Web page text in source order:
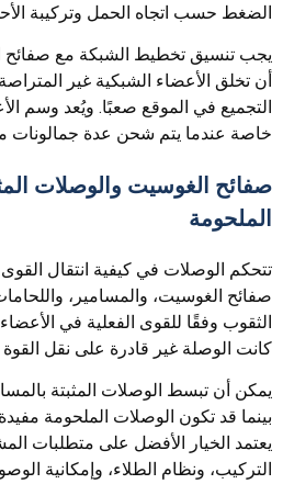
الضغط حسب اتجاه الحمل وتركيبة
يجب تنسيق تخطيط الشبكة مع صفائح
أن تخلق الأعضاء الشبكية غير
التجميع في الموقع صعبًا. ويُعد وسم
خاصة عندما يتم شحن عدة جمالونات
صفائح الغوسيت والوصلات
الملحومة
تتحكم الوصلات في كيفية انتقال
صفائح الغوسيت، والمسامير،
الثقوب وفقًا للقوى الفعلية في
كانت الوصلة غير قادرة على نقل
يمكن أن تبسط الوصلات المثبتة
بينما قد تكون الوصلات الملحومة
يعتمد الخيار الأفضل على متطلبات
التركيب، ونظام الطلاء، وإمكانية